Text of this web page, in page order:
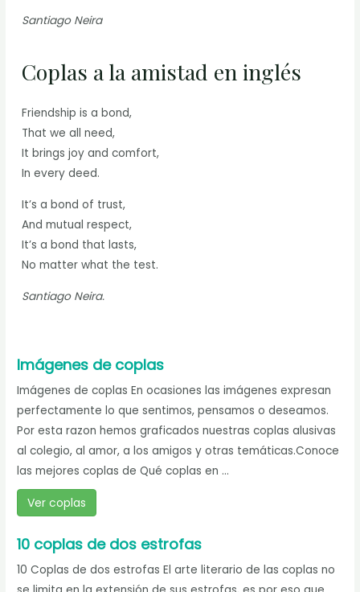
Santiago Neira
Coplas a la amistad en inglés
Friendship is a bond,
That we all need,
It brings joy and comfort,
In every deed.
It’s a bond of trust,
And mutual respect,
It’s a bond that lasts,
No matter what the test.
Santiago Neira.
Imágenes de coplas
Imágenes de coplas En ocasiones las imágenes expresan
perfectamente lo que sentimos, pensamos o deseamos.
Por esta razon hemos graficados nuestras coplas alusivas
al colegio, al amor, a los amigos y otras temáticas.Conoce
las mejores coplas de Qué coplas en ...
Ver coplas
10 coplas de dos estrofas
10 Coplas de dos estrofas El arte literario de las coplas no